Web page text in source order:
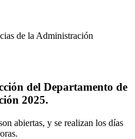
de la Administración
del Departamento de
2025.
abiertas, y se realizan los días